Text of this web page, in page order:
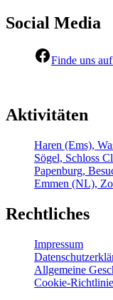
Social Media
Finde uns
Aktivitäten
Haren (Ems),
Sögel, Schloss
Papenburg,
Emmen (NL),
Rechtliches
Impressum
Allgemeine
Cookie-